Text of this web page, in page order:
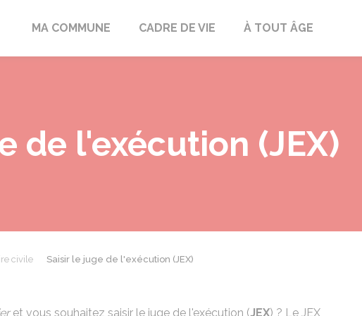
MA COMMUNE CADRE DE VIE À TOUT ÂGE
de l'exécution (JEX)
civile Saisir le juge de l'exécution (JEX)
et vous souhaitez saisir le juge de l'exécution (JEX) ? Le JEX